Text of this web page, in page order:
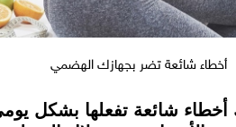
أخطاء شائعة تضر بجهازك الهضمي
شائعة تفعلها بشكل